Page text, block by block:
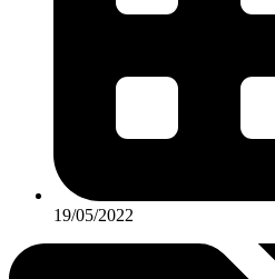
19/05/2022